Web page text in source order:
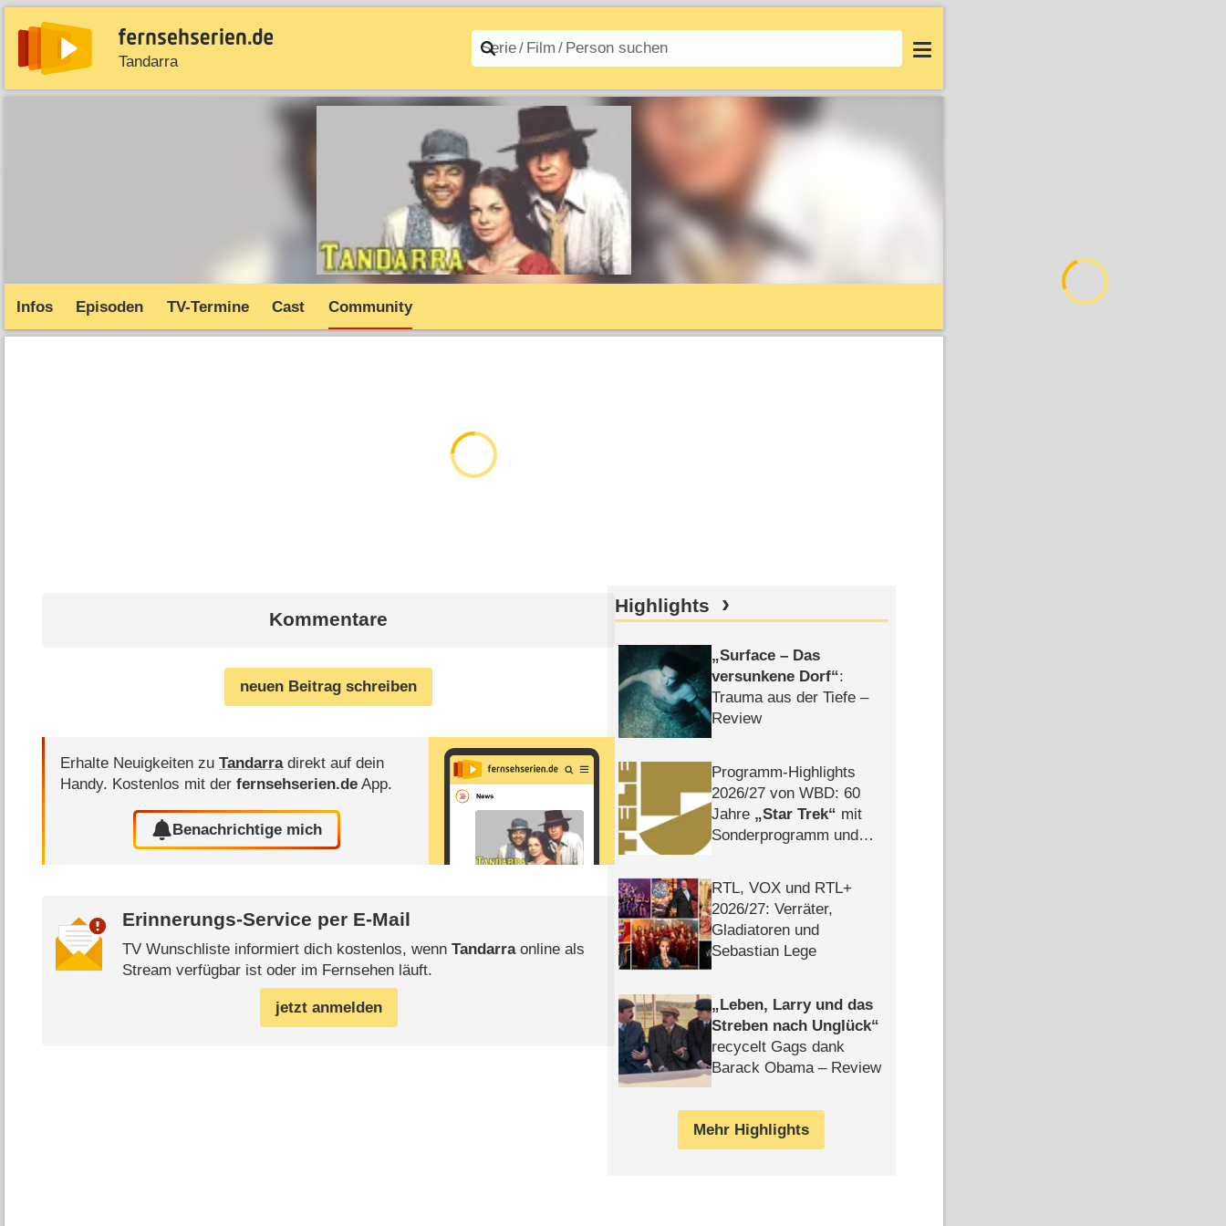
Tandarra
News Entdecken Streaming Filme A–Z Login
Infos Episoden TV-Termine Cast Community
Kommentare
neuen Beitrag schreiben
Erhalte Neuigkeiten zuTandarradirekt auf dein
Handy. Kostenlos mit derfernsehserien.de App.
Benachrichtige mich
Erinnerungs-Service per E-Mail
TV Wunschliste informiert dich kostenlos, wenn Tandarraonline als
Stream verfügbar ist oder im Fernsehen läuft.
jetzt anmelden
Highlights
Surface – Das
versunkene Dorf :
Trauma aus der Tiefe –
Review
Programm-Highlights
2026/​27 von WBD: 60
Jahre
Star Trek
mit
Sonderprogramm und
RTL, VOX und RTL+
2026/​27: Verräter,
Gladiatoren und
Sebastian Lege
Leben, Larry und das
Streben nach Unglück
recycelt Gags dank
Barack Obama – Review
Mehr Highlights